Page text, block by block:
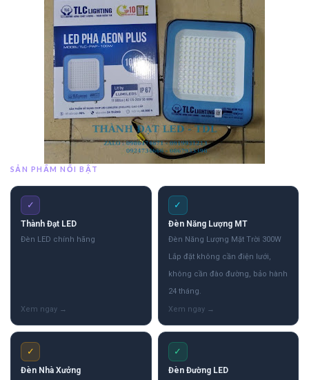
SẢN PHẨM NỔI BẬT
✓
Thành Đạt LED
Đèn LED chính hãng
✓
Đèn Năng Lượng MT
Đèn Năng Lượng Mặt Trời 300W
Lắp đặt không cần điện lưới,
không cần đào đường, bảo hành
24 tháng.
✓
Đèn Nhà Xưởng
✓
Đèn Đường LED